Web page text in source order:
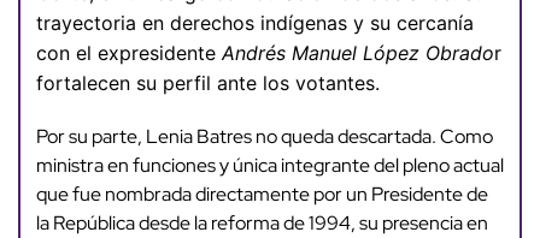
trayectoria en derechos indígenas y su cercanía
con el expresidenteAndrés Manuel López Obrador
fortalecen su perfil ante los votantes.
Por su parte, Lenia Batres no queda descartada. Como
ministra en funciones y única integrante del pleno actual
que fue nombrada directamente por un Presidente de
la República desde la reforma de 1994, su presencia en